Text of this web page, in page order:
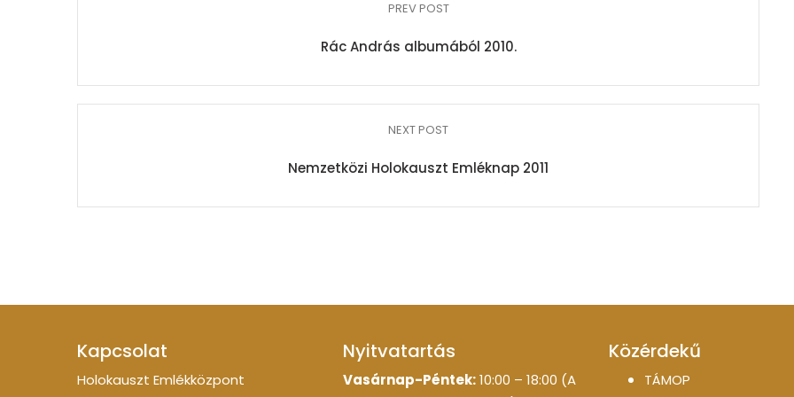
PREV POST
Rác András albumából 2010.
NEXT POST
Nemzetközi Holokauszt Emléknap 2011
Kapcsolat
Holokauszt Emlékközpont
Nyitvatartás
Vasárnap-Péntek:10:00 – 18:00 (A
Közérdekű
TÁMOP